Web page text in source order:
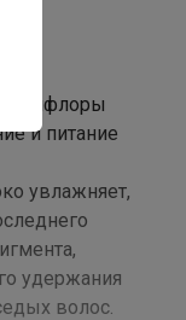
и питание
увлажняет,
удержания
волос.